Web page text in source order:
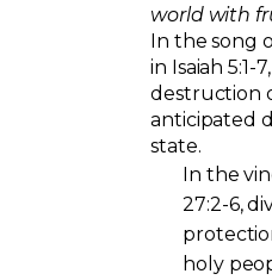
world with
In the song
in Isaiah 5:1-
destruction
anticipated
state.
In the
27:2-6,
holy